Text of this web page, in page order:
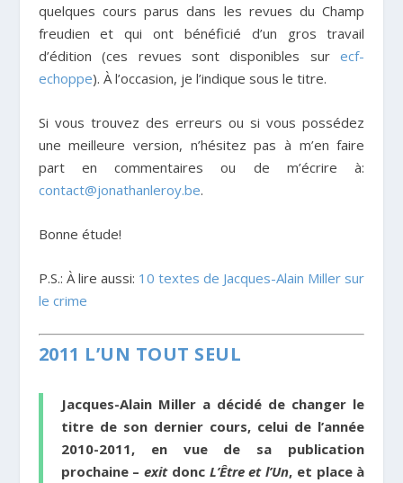
quelques cours parus dans les revues du Champ
freudien et qui ont bénéficié d’un gros travail
d’édition (ces revues sont disponibles surecf-
echoppe). À l’occasion, je l’indique sous le titre.
Si vous trouvez des erreurs ou si vous possédez
une meilleure version, n’hésitez pas à m’en faire
part en commentaires ou de m’écrire à:
contact@jonathanleroy.be.
Bonne étude!
P.S.: À lire aussi: 10 textes de Jacques-Alain Miller sur
le crime
2011 L’UN TOUT SEUL
Jacques-Alain Miller a décidé de changer le
titre de son dernier cours, celui de l’année
2010-2011, en vue de sa publication
prochaine –exit donc L’Être et l’Un, et place à